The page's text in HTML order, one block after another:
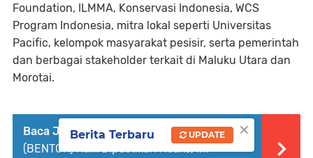
Foundation, ILMMA, Konservasi Indonesia, WCS
Program Indonesia, mitra lokal seperti Universitas
Pacific, kelompok masyarakat pesisir, serta pemerintah
dan berbagai stakeholder terkait di Maluku Utara dan
Morotai.
Baca Juga : Viral Isu Harga Becak Motor
(BENTOR) Naik Dipastikan Hoaks, Ini
×
Berita Terbaru UPDATE